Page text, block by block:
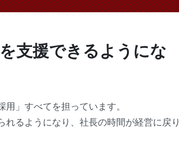
支援できるようにな
」すべてを担っています。
るようになり、社長の時間が経営に戻り